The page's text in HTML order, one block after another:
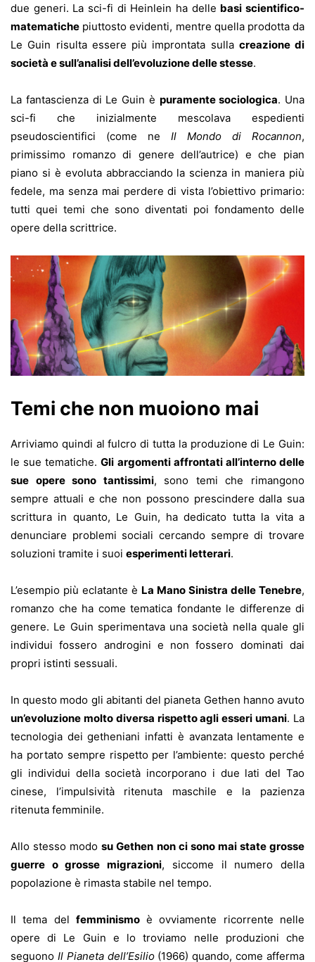
due generi. La sci-fi di Heinlein ha delle basi scientifico-
matematiche piuttosto evidenti, mentre quella prodotta da
Le Guin risulta essere più improntata sulla creazione di
società e sull’analisi dell’evoluzione delle stesse.
La fantascienza di Le Guin è puramente sociologica. Una
sci-fi che inizialmente mescolava espedienti
pseudoscientifici (come ne Il Mondo di Rocannon,
primissimo romanzo di genere dell’autrice) e che pian
piano si è evoluta abbracciando la scienza in maniera più
fedele, ma senza mai perdere di vista l’obiettivo primario:
tutti quei temi che sono diventati poi fondamento delle
opere della scrittrice.
Temi che non muoiono mai
Arriviamo quindi al fulcro di tutta la produzione di Le Guin:
le sue tematiche.Gli argomenti affrontati all’interno delle
sue opere sono tantissimi, sono temi che rimangono
sempre attuali e che non possono prescindere dalla sua
scrittura in quanto, Le Guin, ha dedicato tutta la vita a
denunciare problemi sociali cercando sempre di trovare
soluzioni tramite i suoi esperimenti letterari.
L’esempio più eclatante è La Mano Sinistra delle Tenebre,
romanzo che ha come tematica fondante le differenze di
genere. Le Guin sperimentava una società nella quale gli
individui fossero androgini e non fossero dominati dai
propri istinti sessuali.
In questo modo gli abitanti del pianeta Gethen hanno avuto
un’evoluzione molto diversa rispetto agli esseri umani. La
tecnologia dei getheniani infatti è avanzata lentamente e
ha portato sempre rispetto per l’ambiente: questo perché
gli individui della società incorporano i due lati del Tao
cinese, l’impulsività ritenuta maschile e la pazienza
ritenuta femminile.
Allo stesso modosu Gethen non ci sono mai state grosse
guerre o grosse migrazioni, siccome il numero della
popolazione è rimasta stabile nel tempo.
Il tema del femminismoè ovviamente ricorrente nelle
opere di Le Guin e lo troviamo nelle produzioni che
seguono Il Pianeta dell’Esilio(1966) quando, come afferma